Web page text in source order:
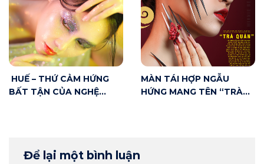
HUẾ – THỨ CẢM HỨNG
BẤT TẬN CỦA NGHỆ
MÀN TÁI HỢP NGẪU
HỨNG MANG TÊN “TRÀ
Để lại một bình luận